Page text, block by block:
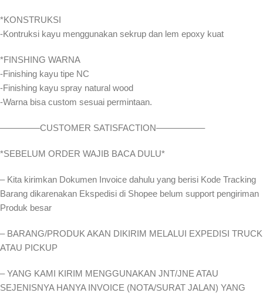
*KONSTRUKSI
-Kontruksi kayu menggunakan sekrup dan lem epoxy kuat
*FINSHING WARNA
-Finishing kayu tipe NC
-Finishing kayu spray natural wood
-Warna bisa custom sesuai permintaan.
————–CUSTOMER SATISFACTION—————–
*SEBELUM ORDER WAJIB BACA DULU*
– Kita kirimkan Dokumen Invoice dahulu yang berisi Kode Tracking
Barang dikarenakan Ekspedisi di Shopee belum support pengiriman
Produk besar
– BARANG/PRODUK AKAN DIKIRIM MELALUI EXPEDISI TRUCK
ATAU PICKUP
– YANG KAMI KIRIM MENGGUNAKAN JNT/JNE ATAU
SEJENISNYA HANYA INVOICE (NOTA/SURAT JALAN) YANG